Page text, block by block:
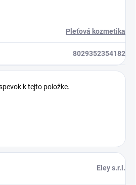
Pleťová kozmetika
8029352354182
k tejto položke.
Eley s.r.l.